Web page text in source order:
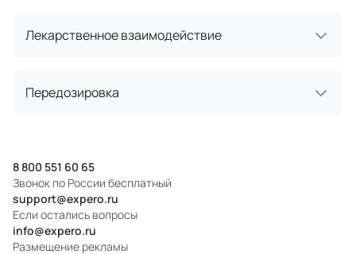
Лекарственное взаимодействие
Передозировка
8 800 551 60 65
Звонок по России бесплатный
support@expero.ru
Если остались вопросы
info@expero.ru
Размещение рекламы